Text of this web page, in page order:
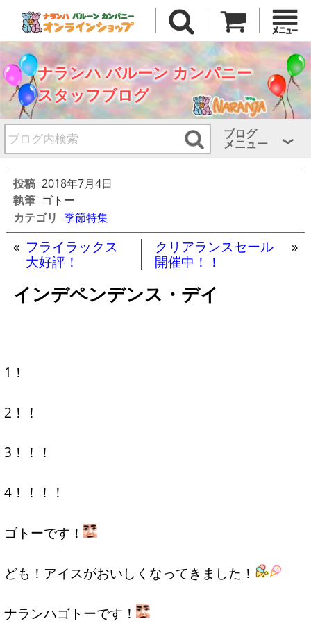
ナランハ バルーン カンパニー
スタッフブログ
ブログ
メニュー
投稿 2018年7月4日
執筆 ゴトー
カテゴリ 季節特集
« フライラックス
大好評！
クリアランスセール
開催中！！
»
インデペンデンス・デイ
1！
2！！
3！！！
4！！！！
ゴトーです！
ども！アイスがおいしくなってきました！
ナランハゴトーです！